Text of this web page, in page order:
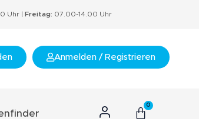
Uhr | Freitag: 07.00-14.00 Uhr
Anmelden / Registrieren
0